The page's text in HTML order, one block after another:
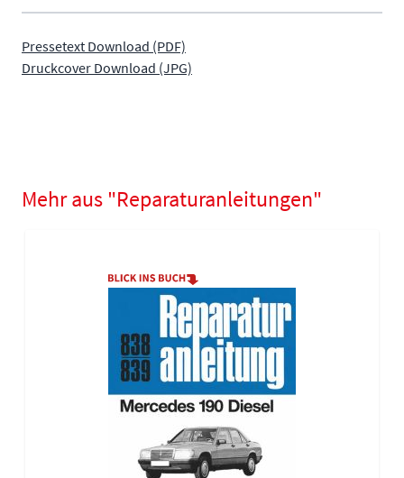
Pressetext Download (PDF)
Druckcover Download (JPG)
Mehr aus "Reparaturanleitungen"